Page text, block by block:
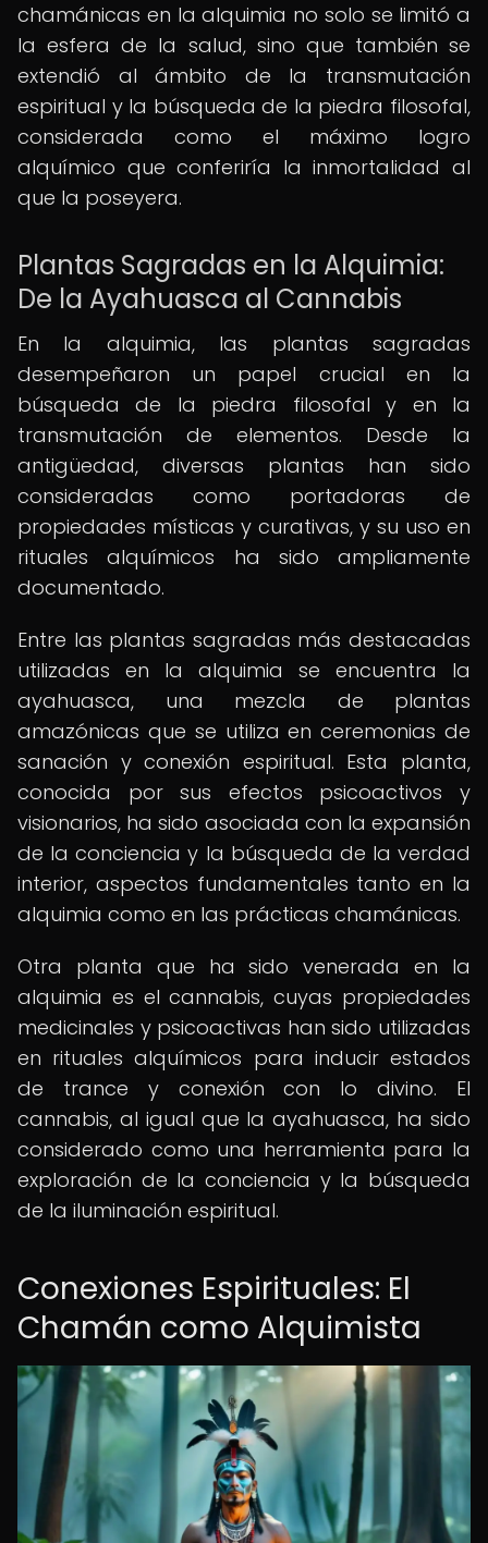
chamánicas en la alquimia no solo se limitó a
la esfera de la salud, sino que también se
extendió al ámbito de la transmutación
espiritual y la búsqueda de la piedra filosofal,
considerada como el máximo logro
alquímico que conferiría la inmortalidad al
que la poseyera.
Plantas Sagradas en la Alquimia:
De la Ayahuasca al Cannabis
En la alquimia, las plantas sagradas
desempeñaron un papel crucial en la
búsqueda de la piedra filosofal y en la
transmutación de elementos. Desde la
antigüedad, diversas plantas han sido
consideradas como portadoras de
propiedades místicas y curativas, y su uso en
rituales alquímicos ha sido ampliamente
documentado.
Entre las plantas sagradas más destacadas
utilizadas en la alquimia se encuentra la
ayahuasca, una mezcla de plantas
amazónicas que se utiliza en ceremonias de
sanación y conexión espiritual. Esta planta,
conocida por sus efectos psicoactivos y
visionarios, ha sido asociada con la expansión
de la conciencia y la búsqueda de la verdad
interior, aspectos fundamentales tanto en la
alquimia como en las prácticas chamánicas.
Otra planta que ha sido venerada en la
alquimia es el cannabis, cuyas propiedades
medicinales y psicoactivas han sido utilizadas
en rituales alquímicos para inducir estados
de trance y conexión con lo divino. El
cannabis, al igual que la ayahuasca, ha sido
considerado como una herramienta para la
exploración de la conciencia y la búsqueda
de la iluminación espiritual.
Conexiones Espirituales: El
Chamán como Alquimista